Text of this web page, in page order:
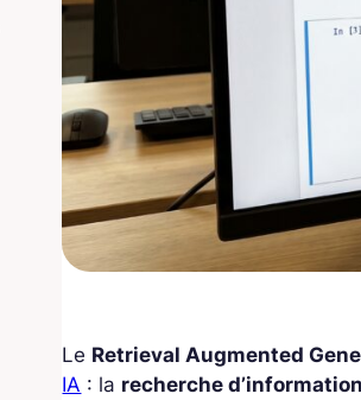
Le Retrieval Augmented
IA : la recherche